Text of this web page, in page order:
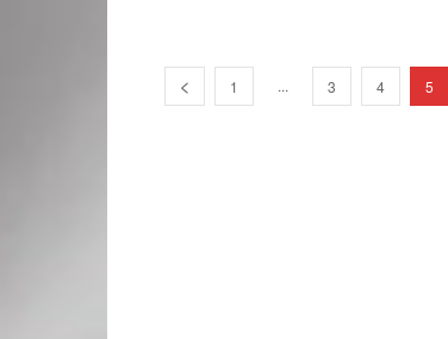
1 ... 3 4 5